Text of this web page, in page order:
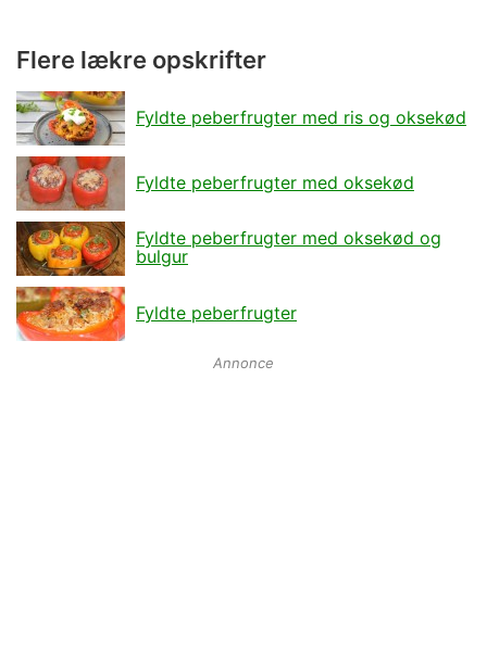
Flere lækre opskrifter
Fyldte peberfrugter med ris og oksekød
Fyldte peberfrugter med oksekød
Fyldte peberfrugter med oksekød og
bulgur
Fyldte peberfrugter
Annonce